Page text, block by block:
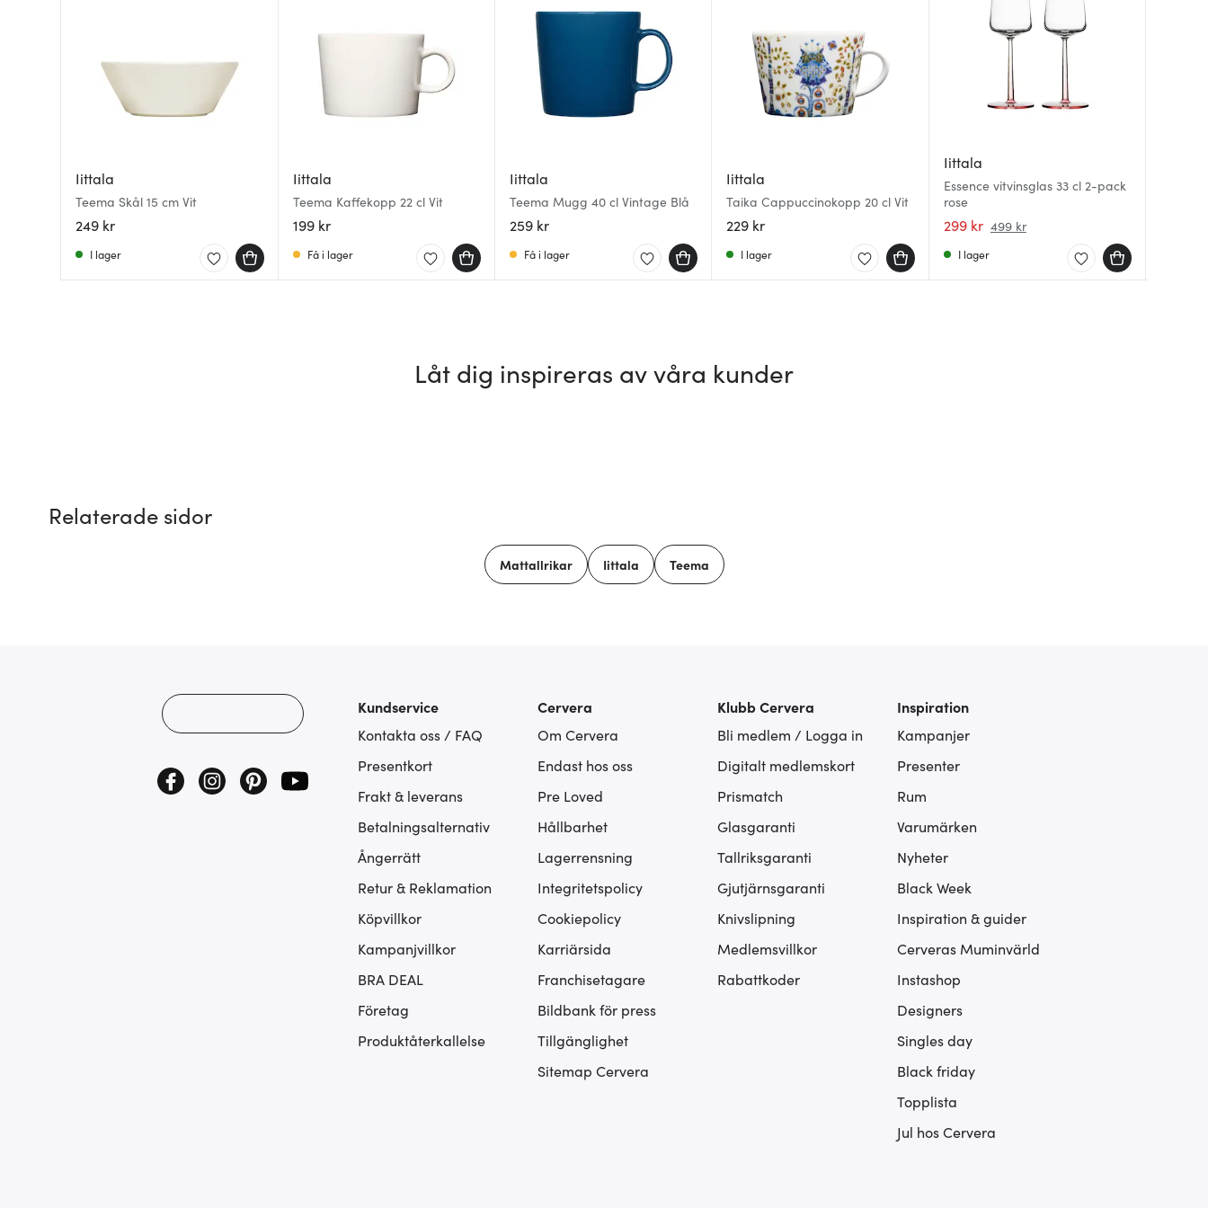
Iittala
Teema Skål 15 cm Vit
249 kr
I lager
Iittala
Teema Kaffekopp 22 cl Vit
199 kr
Få i lager
Iittala
Teema Mugg 40 cl Vintage Blå
259 kr
Få i lager
Iittala
Taika Cappuccinokopp 20 cl Vit
229 kr
I lager
Iittala
Essence vitvinsglas 33 cl 2-pack
rose
299 kr 499 kr
I lager
Låt dig inspireras av våra kunder
Relaterade sidor
Mattallrikar Iittala Teema
Kundservice
Kontakta oss / FAQ
Presentkort
Frakt & leverans
Betalningsalternativ
Ångerrätt
Retur & Reklamation
Köpvillkor
Kampanjvillkor
BRA DEAL
Företag
Produktåterkallelse
Cervera
Om Cervera
Endast hos oss
Pre Loved
Hållbarhet
Lagerrensning
Integritetspolicy
Cookiepolicy
Karriärsida
Franchisetagare
Bildbank för press
Tillgänglighet
Sitemap Cervera
Klubb Cervera
Bli medlem / Logga in
Digitalt medlemskort
Prismatch
Glasgaranti
Tallriksgaranti
Gjutjärnsgaranti
Knivslipning
Medlemsvillkor
Rabattkoder
Inspiration
Kampanjer
Presenter
Rum
Varumärken
Nyheter
Black Week
Inspiration & guider
Cerveras Muminvärld
Instashop
Designers
Singles day
Black friday
Topplista
Jul hos Cervera